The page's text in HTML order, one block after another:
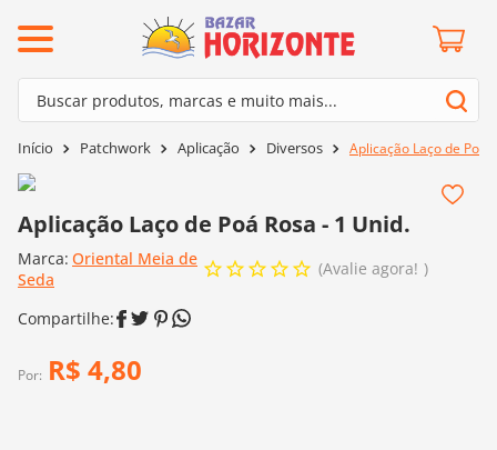
Buscar produtos, marcas e muito mais...
Patchwork Aplicação Diversos Aplicação Laço de Poá
Aplicação Laço de Poá Rosa - 1 Unid.
Marca: Oriental Meia de
Seda
Avalie agora!
Por: R$ 4,80
Termos mais buscados
kit amigurumi
4º
5º batik
º fio amigurumi
mais buscados
barroco
mollet
kit amigurumi
agulha crochê
batik
lã cisne